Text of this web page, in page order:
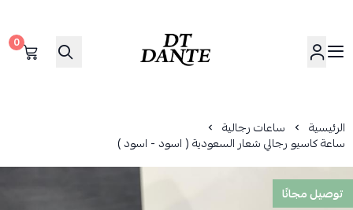
دانتي | DANTE
0
الرئيسية ساعات رجالية
ساعة كاسيو رجالي شعار السعودية ( اسود - اسود )
توصيل مجانًا